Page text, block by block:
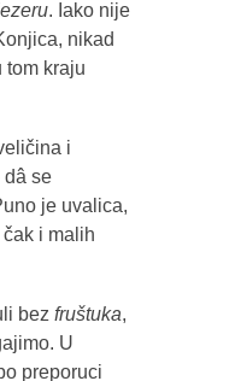
. Iako nije
nikad
tom kraju
i
dâ se
je uvalica,
i malih
bez fruštuka,
U
preporuci